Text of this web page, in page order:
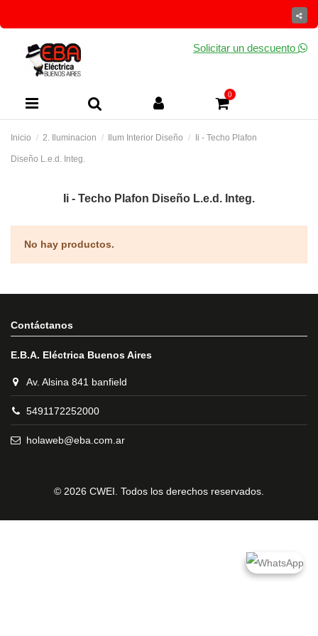
Solicitar un descuento
0
Inicio 2. Iluminacion Ilum Interior Diseño Ii - Techo Plafon
Diseño L.e.d. Integ.
Ii - Techo Plafon Diseño L.e.d. Integ.
No hay productos.
Contáctanos
E.B.A. Eléctrica Buenos Aires
Av. Alsina 841 banfield
5491172252000
holaweb@eba.com.ar
© 2026 CWEI. Todos los derechos reservados.